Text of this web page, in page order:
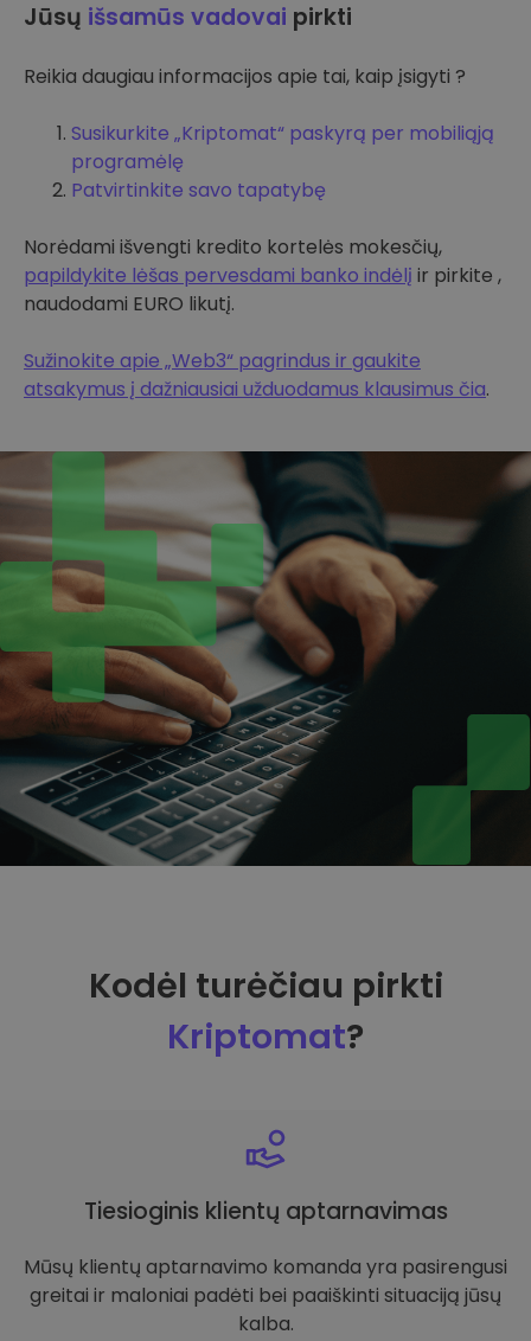
Jūsų išsamūs vadovai pirkti
Reikia daugiau informacijos apie tai, kaip įsigyti ?
Susikurkite „Kriptomat“ paskyrą per mobiliąją
programėlę
Patvirtinkite savo tapatybę
Norėdami išvengti kredito kortelės mokesčių,
papildykite lėšas pervesdami banko indėlį ir pirkite ,
naudodami EURO likutį.
Sužinokite apie „Web3“ pagrindus ir gaukite
atsakymus į dažniausiai užduodamus klausimus čia.
Kodėl turėčiau pirkti
Kriptomat?
Tiesioginis klientų aptarnavimas
Mūsų klientų aptarnavimo komanda yra pasirengusi
greitai ir maloniai padėti bei paaiškinti situaciją jūsų
kalba.